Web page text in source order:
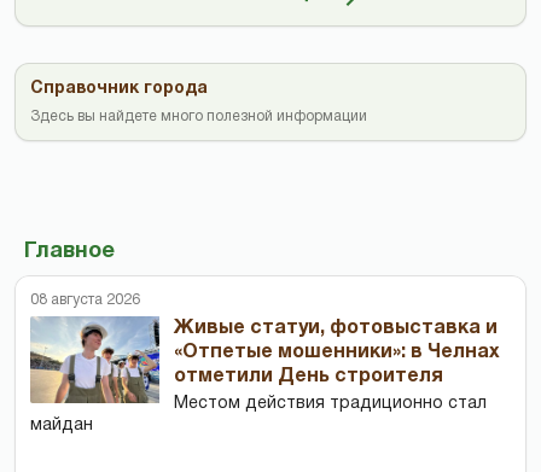
Справочник города
Здесь вы найдете много полезной информации
Главное
08 августа 2026
Живые статуи, фотовыставка и
«Отпетые мошенники»: в Челнах
отметили День строителя
Местом действия традиционно стал
майдан